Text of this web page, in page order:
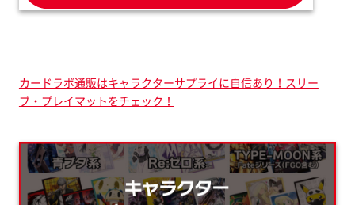
カードラボ通販はキャラクターサプライに自信あり！スリー
ブ・プレイマットをチェック！